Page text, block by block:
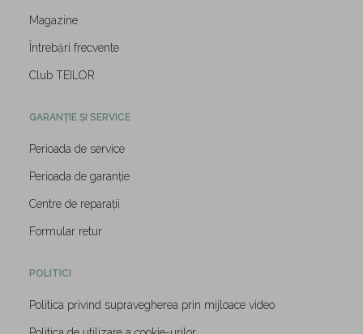
Magazine
Întrebări frecvente
Club TEILOR
GARANȚIE ȘI SERVICE
Perioada de service
Perioada de garanție
Centre de reparații
Formular retur
POLITICI
Politica privind supravegherea prin mijloace video